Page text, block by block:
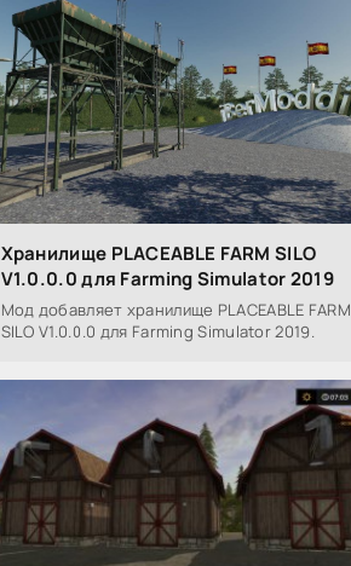
Хранилище PLACEABLE FARM SILO
V1.0.0.0 для Farming Simulator 2019
Мод добавляет хранилище PLACEABLE FARM
SILO V1.0.0.0 для Farming Simulator 2019.